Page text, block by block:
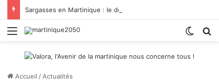
Menu
Accueil / Actualités